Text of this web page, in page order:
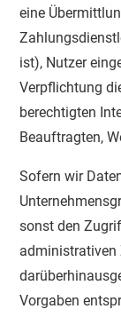
eine
ist), Nutzer
Verpflichtung
berechtigten
Beauftragten,
Sofern wir
sonst den
administrativen
Vorgaben